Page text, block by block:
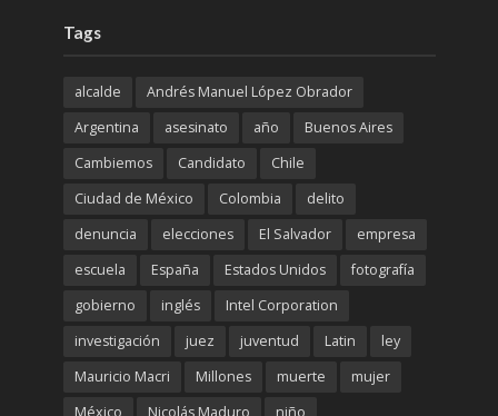
Tags
alcalde
Andrés Manuel López Obrador
Argentina
asesinato año
Buenos Aires
Cambiemos
Candidato
Chile
Ciudad de México
Colombia
delito
denuncia
elecciones El Salvador
empresa
escuela
España Estados Unidos
fotografía
gobierno
inglés
Intel Corporation
investigación
juez juventud Latin
ley
Mauricio Macri
Millones muerte
mujer